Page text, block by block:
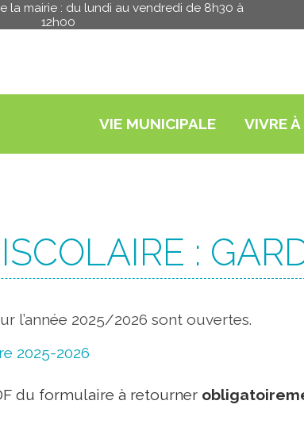
la mairie : du lundi au vendredi de 8h30 à
12h00
VIE MUNICIPALE VIVRE
:
l’année 2025/2026 sont ouvertes.
2025-2026
du formulaire à retourner